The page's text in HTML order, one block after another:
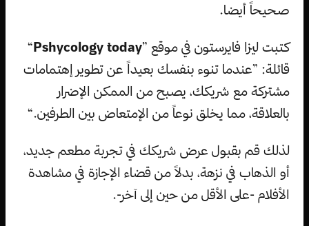
صحيحاً أيضا.
كتبت ليزا فايرستون في موقع ”Pshycology today
“
قائلة: ”عندما تنوء بنفسك بعيداً عن تطوير إهتمامات
مشتركة مع شريكك، يصبح من الممكن الإضرار
بالعلاقة، مما يخلق نوعاً من الإمتعاض بين الطرفين.“
لذلك قم بقبول عرض شريكك في تجربة مطعم جديد،
أو الذهاب في نزهة، بدلاً من قضاء الإجازة في مشاهدة
الأفلام -على الأقل من حين إلى آخر-.